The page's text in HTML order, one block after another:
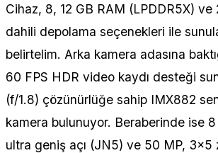
Cihaz, 8, 12 GB RAM (LPDDR5X) ve
dahili depolama seçenekleri ile
belirtelim. Arka kamera adasına
60 FPS HDR video kaydı desteği
(f/1.8) çözünürlüğe sahip IMX882
kamera bulunuyor. Beraberinde ise
ultra geniş açı (JN5) ve 50 MP, 3x5